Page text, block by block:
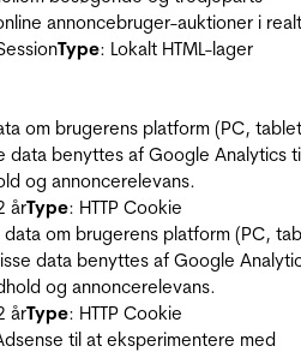
annoncebruger-auktioner i
Type: Lokalt HTML-lager
om brugerens platform (PC,
benyttes af Google Analytics
og annoncerelevans.
årType: HTTP Cookie
om brugerens platform (PC,
data benyttes af Google
og annoncerelevans.
årType: HTTP Cookie
til at eksperimentere med